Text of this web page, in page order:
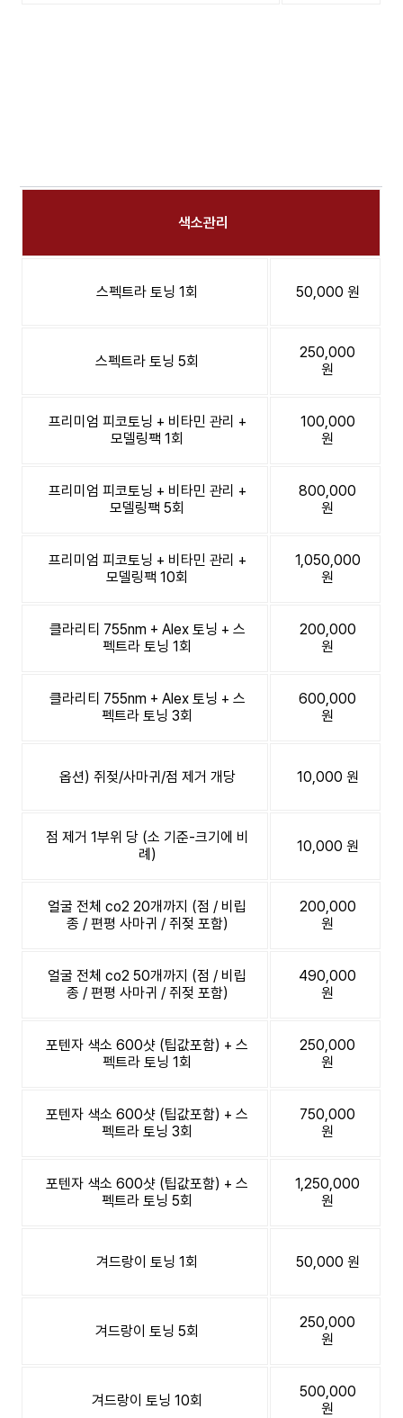
색소관리
스펙트라 토닝 1회 50,000 원
스펙트라 토닝 5회
250,000
원
프리미엄 피코토닝 + 비타민 관리 +
모델링팩 1회
100,000
원
프리미엄 피코토닝 + 비타민 관리 +
모델링팩 5회
800,000
원
프리미엄 피코토닝 + 비타민 관리 +
모델링팩 10회
1,050,000
원
클라리티 755nm + Alex 토닝 + 스
펙트라 토닝 1회
200,000
원
클라리티 755nm + Alex 토닝 + 스
펙트라 토닝 3회
600,000
원
옵션) 쥐젖/사마귀/점 제거 개당 10,000 원
점 제거 1부위 당 (소 기준-크기에 비
례)
10,000 원
얼굴 전체 co2 20개까지 (점 / 비립
종 / 편평 사마귀 / 쥐젖 포함)
200,000
원
얼굴 전체 co2 50개까지 (점 / 비립
종 / 편평 사마귀 / 쥐젖 포함)
490,000
원
포텐자 색소 600샷 (팁값포함) + 스
펙트라 토닝 1회
250,000
원
포텐자 색소 600샷 (팁값포함) + 스
펙트라 토닝 3회
750,000
원
포텐자 색소 600샷 (팁값포함) + 스
펙트라 토닝 5회
1,250,000
원
겨드랑이 토닝 1회 50,000 원
겨드랑이 토닝 5회
250,000
원
겨드랑이 토닝 10회
500,000
원